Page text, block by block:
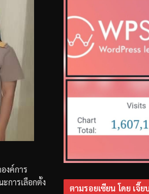
งค์การ
การเลือกตั้ง
ตามรอยเซียน โดย เจี๊